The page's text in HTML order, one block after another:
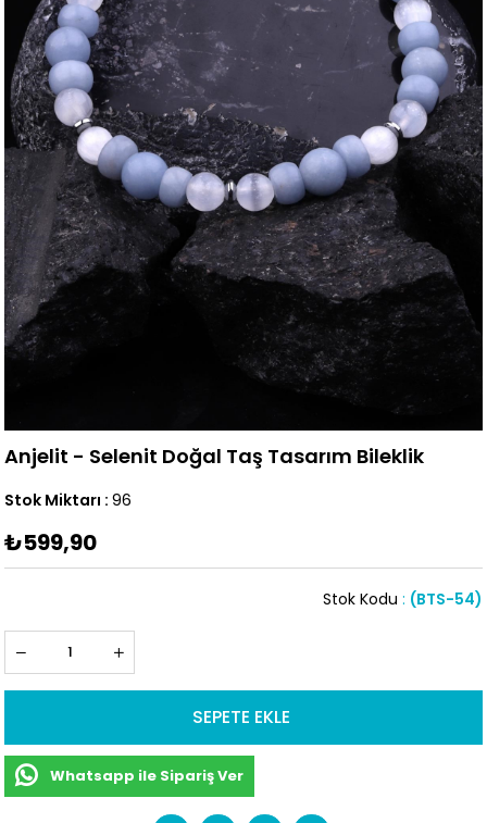
Anjelit - Selenit Doğal Taş Tasarım Bileklik
Stok Miktarı : 96
₺599,90
(BTS-54)
Stok Kodu
Whatsapp ile Sipariş Ver